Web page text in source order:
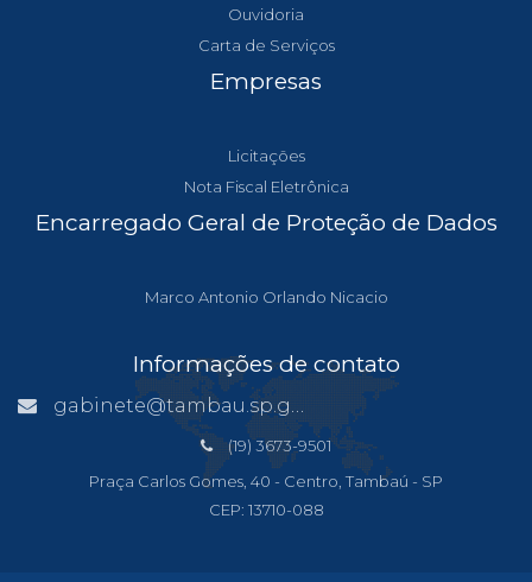
Ouvidoria
Carta de Serviços
Empresas
Licitações
Nota Fiscal Eletrônica
Encarregado Geral de Proteção de Dados
Marco Antonio Orlando Nicacio
Informações de contato
gabinete@tambau.sp.gov.br
(19) 3673-9501
Praça Carlos Gomes, 40 - Centro, Tambaú - SP
CEP: 13710-088